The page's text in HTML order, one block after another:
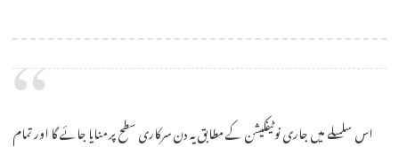
اس سلسلے میں جاری نوٹیفکیشن کے مطابق یہ دن سرکاری سطح پر منایا جائے گا اور تمام